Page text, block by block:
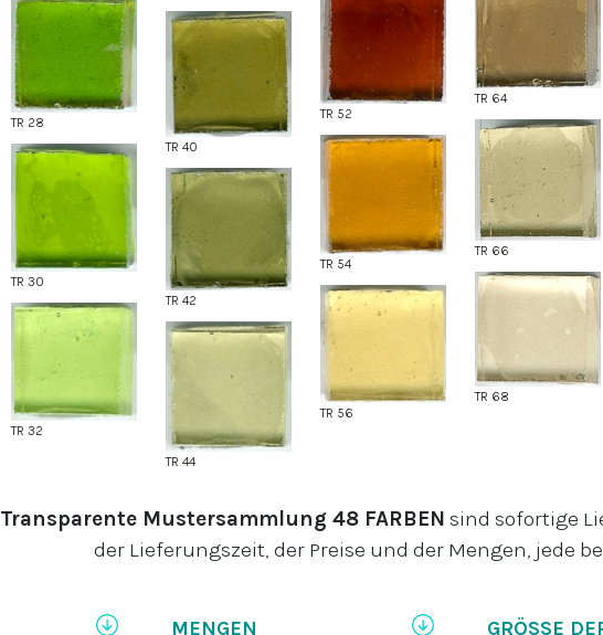
TR 28
TR 30
TR 32
TR 40
TR 42
TR 44
TR 52
TR 54
TR 56
TR 64
TR 66
TR 68
Transparente Mustersammlung 48 FARBEN sind sofortige
der Lieferungszeit, der Preise und der Mengen, jede
MENGEN GRÖSSE